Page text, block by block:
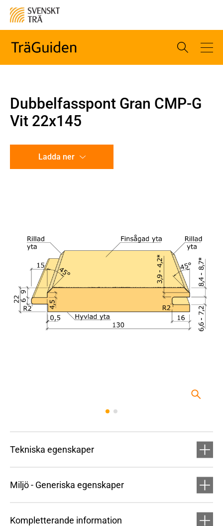
Dubbelfasspont Gran CMP-G
Vit 22x145
Ladda ner
Tekniska egenskaper
Miljö - Generiska egenskaper
Kompletterande information